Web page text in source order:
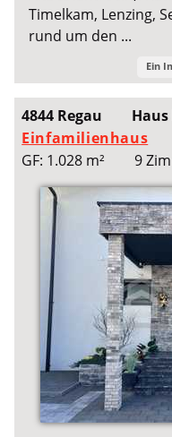
Timelkam, Lenzing,
rund um den ...
Ein
4844 Regau
Einfamilienhaus
GF: 1.028 m²
9